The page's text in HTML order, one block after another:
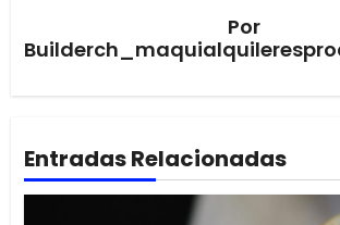
Por
Entradas Relacionadas